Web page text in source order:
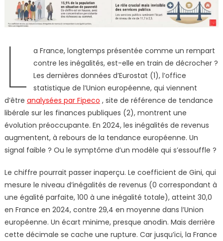
L
a France, longtemps présentée comme un rempart
contre les inégalités, est-elle en train de décrocher ?
Les dernières données d’Eurostat (1), l’office
statistique de l’Union européenne, qui viennent
d’être analysées par Fipeco , site de référence de tendance
libérale sur les finances publiques (2), montrent une
évolution préoccupante. En 2024, les inégalités de revenus
augmentent, à rebours de la tendance européenne. Un
signal faible ? Ou le symptôme d’un modèle qui s’essouffle ?
Le chiffre pourrait passer inaperçu. Le coefficient de Gini, qui
mesure le niveau d’inégalités de revenus (0 correspondant à
une égalité parfaite, 100 à une inégalité totale), atteint 30,0
en France en 2024, contre 29,4 en moyenne dans l’Union
européenne. Un écart minime, presque anodin. Mais derrière
cette décimale se cache une rupture. Car jusqu’ici, la France